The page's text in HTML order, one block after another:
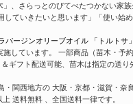
」、さらっとのびてべたつかない家
ていきたいと思います」「使い始
バージンオリーブオイル 「トルトサ」
施しています。 一部商品（苗木・予
ギフト配送可能、苗木は指定の送
関西地方の 大阪・京都・滋賀・奈
送料無料 、全国送料一律です。